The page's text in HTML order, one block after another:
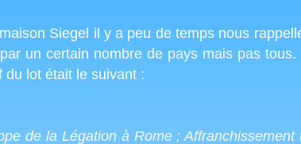
Siegel il y a peu de temps nous
un certain nombre de pays mais pas tous.
du lot était le suivant :
de la Légation à Rome ;